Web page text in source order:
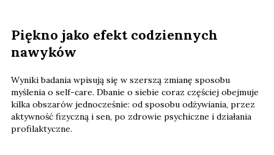
Piękno jako efekt codziennych
nawyków
Wyniki badania wpisują się w szerszą zmianę sposobu
myślenia o self-care. Dbanie o siebie coraz częściej obejmuje
kilka obszarów jednocześnie: od sposobu odżywiania, przez
aktywność fizyczną i sen, po zdrowie psychiczne i działania
profilaktyczne.